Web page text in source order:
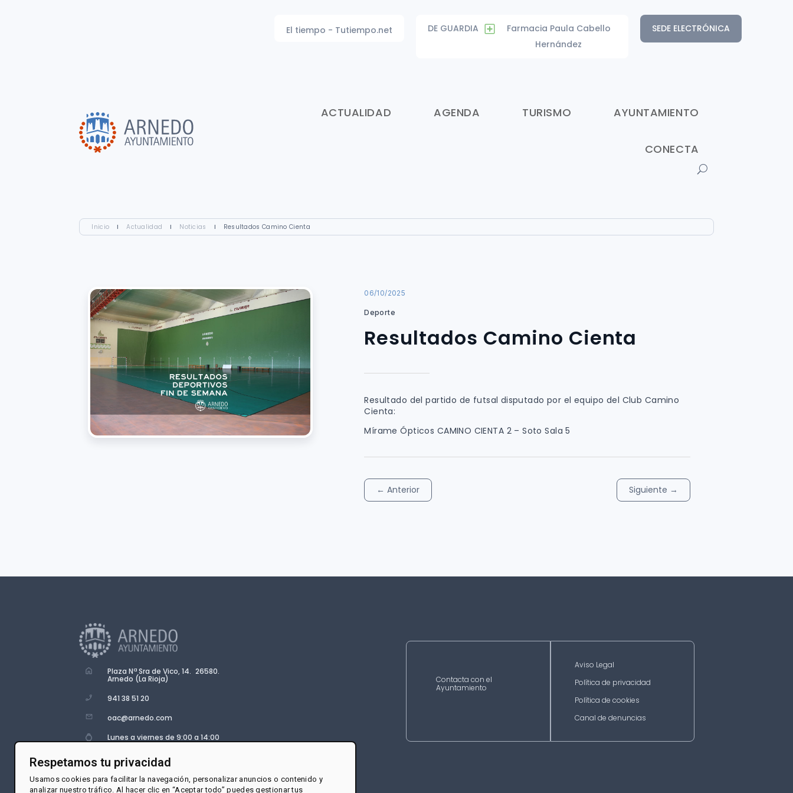
SEDE ELECTRÓNICA
DE GUARDIA
Farmacia Paula Cabello
Hernández
El tiempo - Tutiempo.net
ACTUALIDAD AGENDA TURISMO AYUNTAMIENTO
CONECTA
Inicio I Actualidad I Noticias I Resultados Camino Cienta
06/10/2025
Deporte
Resultados Camino Cienta
Resultado del partido de futsal disputado por el equipo del Club Camino
Cienta:
Mírame Ópticos CAMINO CIENTA 2 – Soto Sala 5
←Anterior Siguiente →
Plaza Nª Sra de Vico, 14. 26580.
Arnedo (La Rioja)
941 38 51 20
oac@arnedo.com
Lunes a viernes de 9:00 a 14:00
Contacta con el
Ayuntamiento
Aviso Legal
Política de privacidad
Política de cookies
Canal de denuncias
Respetamos tu privacidad
Usamos cookies para facilitar la navegación, personalizar anuncios o contenido y
analizar nuestro tráfico. Al hacer clic en “Aceptar todo” puedes gestionar tus